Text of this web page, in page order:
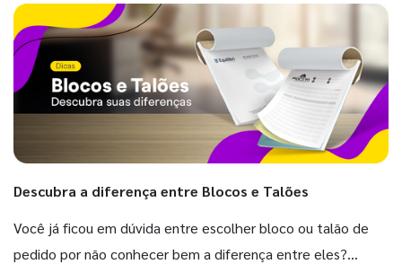
Descubra a diferença entre Blocos e Talões
Você já ficou em dúvida entre escolher bloco ou talão de
pedido por não conhecer bem a diferença entre eles?